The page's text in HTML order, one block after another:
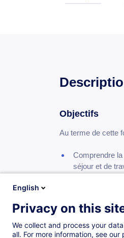
Objectifs
Au terme de cette
comprendre la procédure administrative spécifique à respecter en matière d’autorisation de
séjour et de
avoir un
English
Privacy on this
We collect and process your
all. For more information, see our